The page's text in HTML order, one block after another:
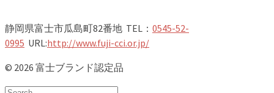
静岡県富士市瓜島町82番地 TEL： 0545-52-
0995 URL:http://www.fuji-cci.or.jp/
© 2026 富士ブランド認定品